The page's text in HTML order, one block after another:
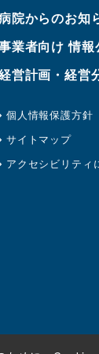
院からのお知
業者向け 情報
営計画・経営
個人情報保護方針
サイトマップ
アクセシビリティ